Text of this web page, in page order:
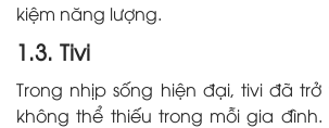
kiệm năng lượng.
1.3. Tivi
Trong nhịp sống hiện đại, tivi đã
không thể thiếu trong mỗi gia